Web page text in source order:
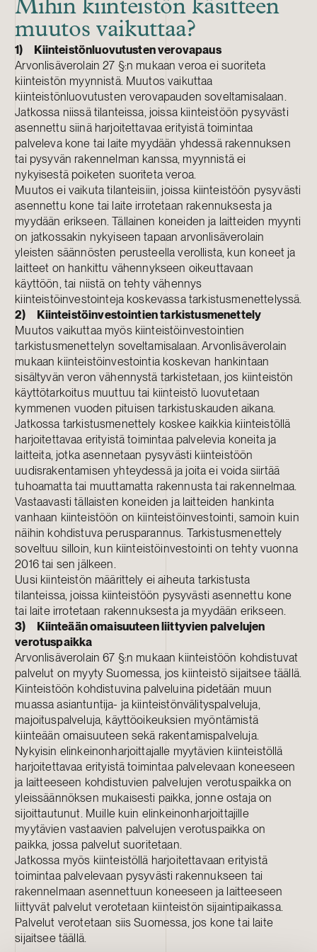
Mihin kiinteistön käsitteen
muutos vaikuttaa?
1) Kiinteistönluovutusten verovapaus
Arvonlisäverolain 27 §:n mukaan veroa ei suoriteta
kiinteistön myynnistä. Muutos vaikuttaa
kiinteistönluovutusten verovapauden soveltamisalaan.
Jatkossa niissä tilanteissa, joissa kiinteistöön pysyvästi
asennettu siinä harjoitettavaa erityistä toimintaa
palveleva kone tai laite myydään yhdessä rakennuksen
tai pysyvän rakennelman kanssa, myynnistä ei
nykyisestä poiketen suoriteta veroa.
Muutos ei vaikuta tilanteisiin, joissa kiinteistöön pysyvästi
asennettu kone tai laite irrotetaan rakennuksesta ja
myydään erikseen. Tällainen koneiden ja laitteiden myynti
on jatkossakin nykyiseen tapaan arvonlisäverolain
yleisten säännösten perusteella verollista, kun koneet ja
laitteet on hankittu vähennykseen oikeuttavaan
käyttöön, tai niistä on tehty vähennys
kiinteistöinvestointeja koskevassa tarkistusmenettelyssä.
2) Kiinteistöinvestointien tarkistusmenettely
Muutos vaikuttaa myös kiinteistöinvestointien
tarkistusmenettelyn soveltamisalaan. Arvonlisäverolain
mukaan kiinteistöinvestointia koskevan hankintaan
sisältyvän veron vähennystä tarkistetaan, jos kiinteistön
käyttötarkoitus muuttuu tai kiinteistö luovutetaan
kymmenen vuoden pituisen tarkistuskauden aikana.
Jatkossa tarkistusmenettely koskee kaikkia kiinteistöllä
harjoitettavaa erityistä toimintaa palvelevia koneita ja
laitteita, jotka asennetaan pysyvästi kiinteistöön
uudisrakentamisen yhteydessä ja joita ei voida siirtää
tuhoamatta tai muuttamatta rakennusta tai rakennelmaa.
Vastaavasti tällaisten koneiden ja laitteiden hankinta
vanhaan kiinteistöön on kiinteistöinvestointi, samoin kuin
näihin kohdistuva perusparannus. Tarkistusmenettely
soveltuu silloin, kun kiinteistöinvestointi on tehty vuonna
2016 tai sen jälkeen.
Uusi kiinteistön määrittely ei aiheuta tarkistusta
tilanteissa, joissa kiinteistöön pysyvästi asennettu kone
tai laite irrotetaan rakennuksesta ja myydään erikseen.
3) Kiinteään omaisuuteen liittyvien palvelujen
verotuspaikka
Arvonlisäverolain 67 §:n mukaan kiinteistöön kohdistuvat
palvelut on myyty Suomessa, jos kiinteistö sijaitsee täällä.
Kiinteistöön kohdistuvina palveluina pidetään muun
muassa asiantuntija- ja kiinteistönvälityspalveluja,
majoituspalveluja, käyttöoikeuksien myöntämistä
kiinteään omaisuuteen sekä rakentamispalveluja.
Nykyisin elinkeinonharjoittajalle myytävien kiinteistöllä
harjoitettavaa erityistä toimintaa palvelevaan koneeseen
ja laitteeseen kohdistuvien palvelujen verotuspaikka on
yleissäännöksen mukaisesti paikka, jonne ostaja on
sijoittautunut. Muille kuin elinkeinonharjoittajille
myytävien vastaavien palvelujen verotuspaikka on
paikka, jossa palvelut suoritetaan.
Jatkossa myös kiinteistöllä harjoitettavaan erityistä
toimintaa palvelevaan pysyvästi rakennukseen tai
rakennelmaan asennettuun koneeseen ja laitteeseen
liittyvät palvelut verotetaan kiinteistön sijaintipaikassa.
Palvelut verotetaan siis Suomessa, jos kone tai laite
sijaitsee täällä.